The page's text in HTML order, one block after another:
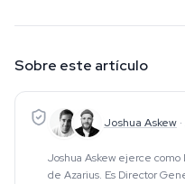
Sobre este artículo
Joshua Askew ·
Joshua Askew ejerce como
de Azarius. Es Director